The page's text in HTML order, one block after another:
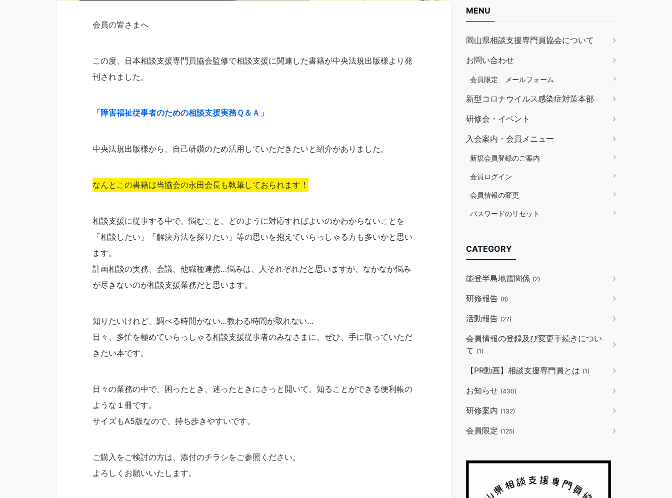
会員の皆さまへ
この度、日本相談支援専門員協会監修で相談支援に関連した書籍が中央法規出版様より発
刊されました。
「障害福祉従事者のための相談支援実務Ｑ＆Ａ」
中央法規出版様から、自己研鑽のため活用していただきたいと紹介がありました。
なんとこの書籍は当協会の永田会長も執筆しておられます！
相談支援に従事する中で、悩むこと、どのように対応すればよいのかわからないことを
「相談したい」「解決方法を探りたい」等の思いを抱えていらっしゃる方も多いかと思い
ます。
計画相談の実務、会議、他職種連携…悩みは、人それぞれだと思いますが、なかなか悩み
が尽きないのが相談支援業務だと思います。
知りたいけれど、調べる時間がない…教わる時間が取れない…
日々、多忙を極めていらっしゃる相談支援従事者のみなさまに、ぜひ、手に取っていただ
きたい本です。
日々の業務の中で、困ったとき、迷ったときにさっと開いて、知ることができる便利帳の
ような１冊です。
サイズもA5版なので、持ち歩きやすいです。
ご購入をご検討の方は、添付のチラシをご参照ください。
よろしくお願いいたします。
MENU
岡山県相談支援専門員協会について
お問い合わせ
会員限定 メールフォーム
新型コロナウイルス感染症対策本部
研修会・イベント
入会案内・会員メニュー
新規会員登録のご案内
会員ログイン
会員情報の変更
パスワードのリセット
CATEGORY
能登半島地震関係 (2)
研修報告 (6)
活動報告 (27)
会員情報の登録及び変更手続きについ
て (1)
【PR動画】相談支援専門員とは (1)
お知らせ (430)
研修案内 (132)
会員限定 (125)